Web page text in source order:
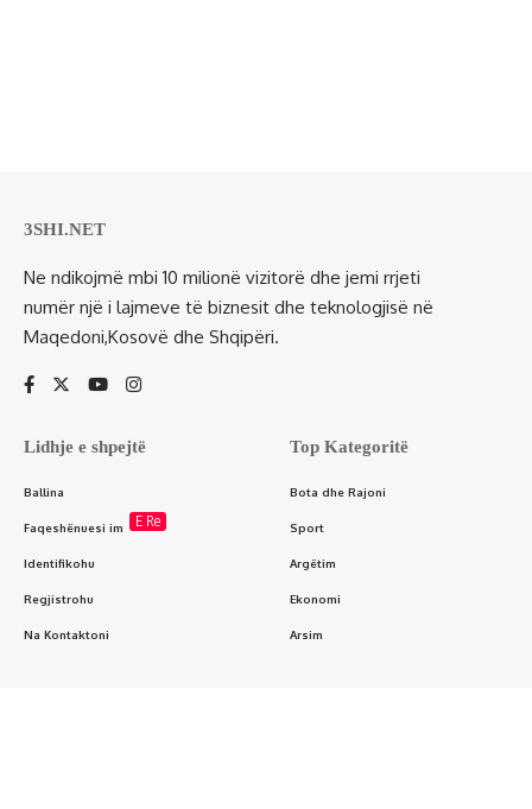
3SHI.NET
Ne ndikojmë mbi 10 milionë vizitorë dhe jemi rrjeti
numër një i lajmeve të biznesit dhe teknologjisë në
Maqedoni,Kosovë dhe Shqipëri.
Lidhje e shpejtë
Ballina
Faqeshënuesi im E Re
Identifikohu
Regjistrohu
Na Kontaktoni
Top Kategoritë
Bota dhe Rajoni
Sport
Argëtim
Ekonomi
Arsim